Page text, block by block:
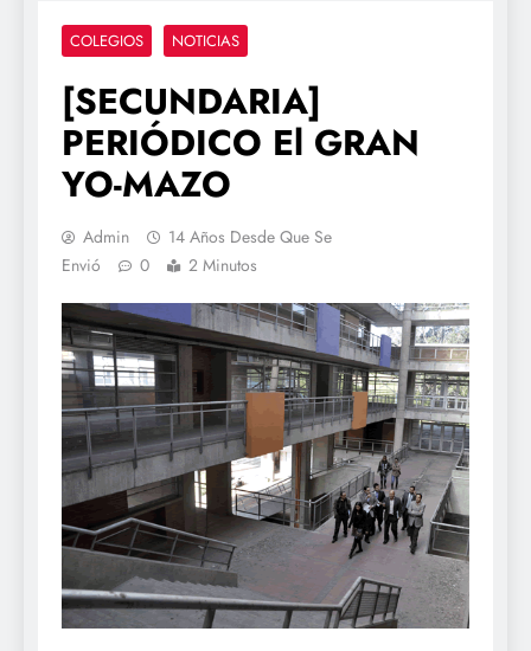
COLEGIOS NOTICIAS
[SECUNDARIA]
PERIÓDICO El GRAN
YO-MAZO
Admin
14 Años Desde Que Se
Envió
0 2 Minutos